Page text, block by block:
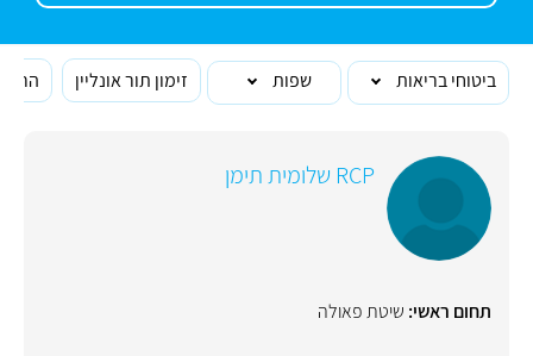
ביטוחי בריאות שפות זימון תור אונליין
RCP שלומית תימן
תחום ראשי: שיטת פאולה